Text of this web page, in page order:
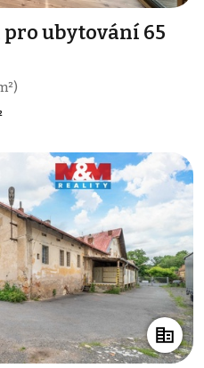
ubytování 65